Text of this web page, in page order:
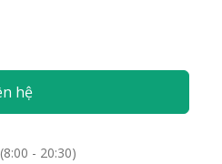
hệ
- 20:30)